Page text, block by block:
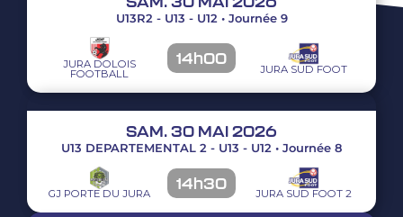
U13R2 - U13 - U12 • Journée 9
JURA DOLOIS
FOOTBALL
14h00
JURA SUD FOOT
SAM. 30 MAI 2026
U13 DEPARTEMENTAL 2 - U13 - U12 • Journée 8
GJ PORTE DU JURA
14h30
JURA SUD FOOT 2